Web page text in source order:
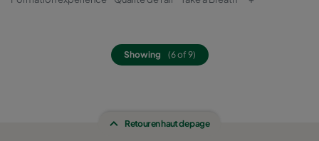
Showing (6 of 9)
Retour en haut de page